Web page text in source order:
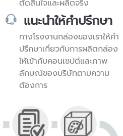
ตัดสินใจและผลิตจริง
แนะนำให้คำปรึกษา
ทางโรงงานกล่องของเราให้คำ
ปรึกษาเกี่ยวกับการผลิตกล่อง
ให้เข้ากับคอนเซปต์และภาพ
ลักษณ์ของบริษัทตามความ
ต้องการ